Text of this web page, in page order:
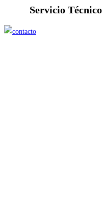
entrada:
Servicio